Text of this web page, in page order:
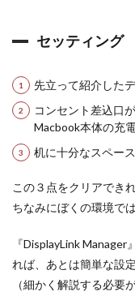
セッティング
先立って紹介した
コンセント差込口
Macbook本体の充
机に十分なスペー
この３点をクリアでき
ちなみにぼくの環境で
『DisplayLink
れば、あとは簡単な設
（細かく解説する必要